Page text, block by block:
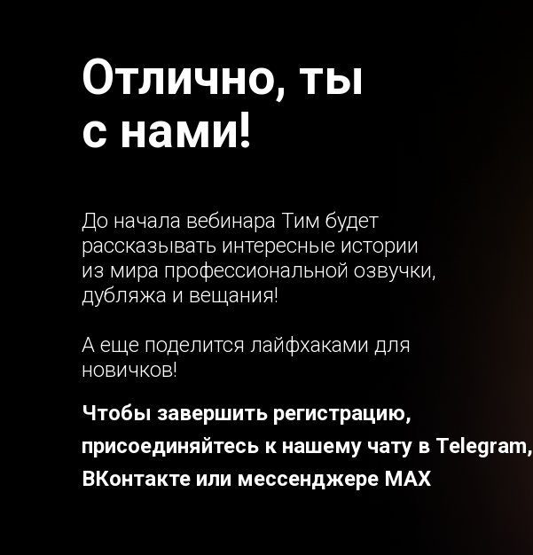
До начала вебинара Тим будет
рассказывать интересные истории
из мира профессиональной озвучки,
дубляжа и вещания!
А еще поделится лайфхаками для
новичков!
Чтобы завершить регистрацию,
присоединяйтесь к нашему чату в Telegram,
ВКонтакте или мессенджере MAX
Отлично, ты
с нами!